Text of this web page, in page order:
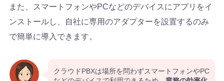
また、スマートフォンやPCなどのデバイスにアプリをイ
ンストールし、自社に専用のアダプターを設置するのみ
で簡単に導入できます。
クラウドPBXは場所を問わずスマートフォンやPC